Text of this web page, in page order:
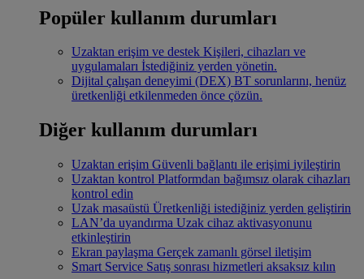
Popüler kullanım durumları
Uzaktan erişim ve destek Kişileri, cihazları ve
uygulamaları İstediğiniz yerden yönetin.
Dijital çalışan deneyimi (DEX) BT sorunlarını, henüz
üretkenliği etkilenmeden önce çözün.
Diğer kullanım durumları
Uzaktan erişim Güvenli bağlantı ile erişimi iyileştirin
Uzaktan kontrol Platformdan bağımsız olarak cihazları
kontrol edin
Uzak masaüstü Üretkenliği istediğiniz yerden geliştirin
LAN’da uyandırma Uzak cihaz aktivasyonunu
etkinleştirin
Ekran paylaşma Gerçek zamanlı görsel iletişim
Smart Service Satış sonrası hizmetleri aksaksız kılın